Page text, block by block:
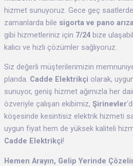
hizmet sunuyoruz. Gece geç
zamanlarda bile sigorta ve pano
gibi hizmetleriniz için 7/24 bize
kalıcı ve hızlı çözümler sağlıyoruz.
Siz değerli müşterilerimizin
planda. Cadde Elektrikçi olarak,
sunuyor, geniş hizmet ağımızla her
özveriyle çalışan ekibimiz, Şirinevler
köşesinde kesintisiz elektrik hizmeti
uygun fiyat hem de yüksek kaliteli
Cadde Elektrikçi!
Hemen Arayın, Gelip Yerinde